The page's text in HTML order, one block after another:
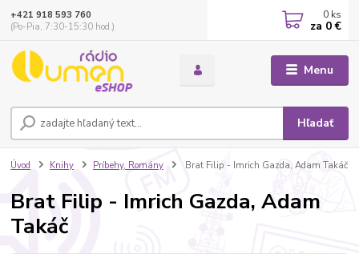
Menu
Hľadať
+421 918 593 760
(Po-Pia, 7:30-15:30 hod.)
0 ks
za 0 €
Úvod Knihy Príbehy, Romány Brat Filip - Imrich Gazda, Adam Takáč
Brat Filip - Imrich Gazda, Adam
Takáč